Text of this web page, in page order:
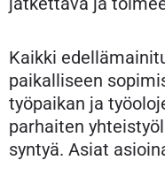
Kaikki
paikalliseen
työpaikan ja
parhaiten
syntyä. Asiat